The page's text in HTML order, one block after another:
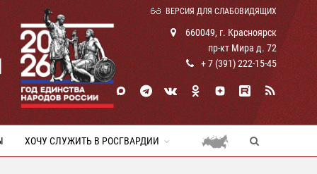
ВЕРСИЯ ДЛЯ СЛАБОВИДЯЩИХ
660049, г. Красноярск
пр-кт Мира д. 72
+ 7 (391) 222-15-45
ХОЧУ СЛУЖИТЬ В РОСГВАРДИИ